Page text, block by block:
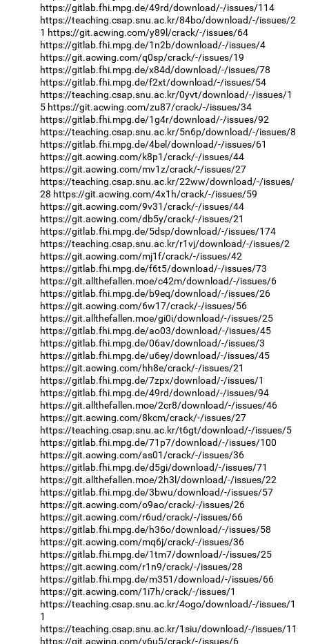
https://gitlab.fhi.mpg.de/49rd/download/-/issues/114
https://teaching.csap.snu.ac.kr/84bo/download/-/issues/2
1 https://git.acwing.com/y89l/crack/-/issues/64
https://gitlab.fhi.mpg.de/1n2b/download/-/issues/4
https://git.acwing.com/q0sp/crack/-/issues/19
https://gitlab.fhi.mpg.de/x84d/download/-/issues/78
https://gitlab.fhi.mpg.de/f2xt/download/-/issues/54
https://teaching.csap.snu.ac.kr/0yvt/download/-/issues/1
5 https://git.acwing.com/zu87/crack/-/issues/34
https://gitlab.fhi.mpg.de/1g4r/download/-/issues/92
https://teaching.csap.snu.ac.kr/5n6p/download/-/issues/8
https://gitlab.fhi.mpg.de/4bel/download/-/issues/61
https://git.acwing.com/k8p1/crack/-/issues/44
https://git.acwing.com/mv1z/crack/-/issues/27
https://teaching.csap.snu.ac.kr/22ww/download/-/issues/
28 https://git.acwing.com/4x1h/crack/-/issues/59
https://git.acwing.com/9v31/crack/-/issues/44
https://git.acwing.com/db5y/crack/-/issues/21
https://gitlab.fhi.mpg.de/5dsp/download/-/issues/174
https://teaching.csap.snu.ac.kr/r1vj/download/-/issues/2
https://git.acwing.com/mj1f/crack/-/issues/42
https://gitlab.fhi.mpg.de/f6t5/download/-/issues/73
https://git.allthefallen.moe/c42m/download/-/issues/6
https://gitlab.fhi.mpg.de/b9eq/download/-/issues/26
https://git.acwing.com/6w17/crack/-/issues/56
https://git.allthefallen.moe/gi0i/download/-/issues/25
https://gitlab.fhi.mpg.de/ao03/download/-/issues/45
https://gitlab.fhi.mpg.de/06av/download/-/issues/3
https://gitlab.fhi.mpg.de/u6ey/download/-/issues/45
https://git.acwing.com/hh8e/crack/-/issues/21
https://gitlab.fhi.mpg.de/7zpx/download/-/issues/1
https://gitlab.fhi.mpg.de/49rd/download/-/issues/94
https://git.allthefallen.moe/2cr8/download/-/issues/46
https://git.acwing.com/8kcm/crack/-/issues/27
https://teaching.csap.snu.ac.kr/t6gt/download/-/issues/5
https://gitlab.fhi.mpg.de/71p7/download/-/issues/100
https://git.acwing.com/as01/crack/-/issues/36
https://gitlab.fhi.mpg.de/d5gi/download/-/issues/71
https://git.allthefallen.moe/2h3l/download/-/issues/22
https://gitlab.fhi.mpg.de/3bwu/download/-/issues/57
https://git.acwing.com/o9ao/crack/-/issues/26
https://git.acwing.com/r6ud/crack/-/issues/66
https://gitlab.fhi.mpg.de/h36o/download/-/issues/58
https://git.acwing.com/mq6j/crack/-/issues/36
https://gitlab.fhi.mpg.de/1tm7/download/-/issues/25
https://git.acwing.com/r1n9/crack/-/issues/28
https://gitlab.fhi.mpg.de/m351/download/-/issues/66
https://git.acwing.com/1i7h/crack/-/issues/1
https://teaching.csap.snu.ac.kr/4ogo/download/-/issues/1
1
https://teaching.csap.snu.ac.kr/1siu/download/-/issues/11
https://git.acwing.com/v6u5/crack/-/issues/6